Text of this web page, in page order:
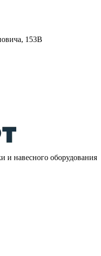
153В
и навесного оборудования